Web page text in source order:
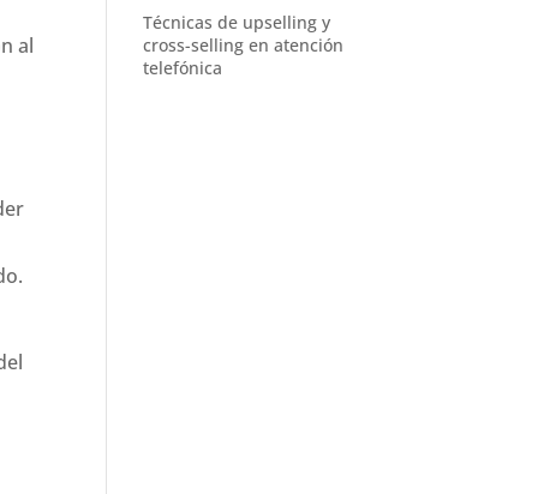
al
Técnicas de upselling y
cross-selling en atención
telefónica